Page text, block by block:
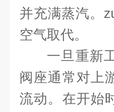
并充满蒸汽。
空气取代。
一旦重新
阀座通常对上
流动。在开始